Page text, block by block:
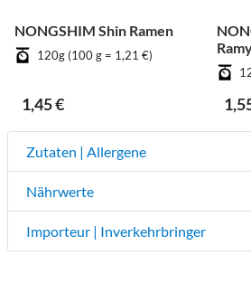
NONGSHIM Shin Ramen
120g (100 g = 1,21 €)
1,45 €
Zutaten | Allergene
Nährwerte
Importeur | Inverkehrbringer